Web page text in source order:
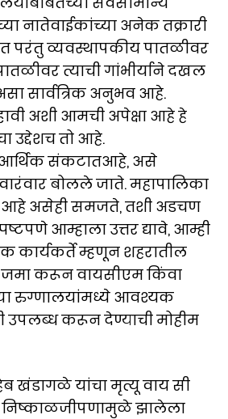
नातेवाईकांच्या अनेक तक्रारी
परंतु व्यवस्थापकीय पातळीवर
त्याची गांभीर्याने दखल
सार्वत्रिक अनुभव आहे.
अशी आमची अपेक्षा आहे हे
उद्देशच तो आहे.
संकटातआहे, असे
बोलले जाते. महापालिका
आहे असेही समजते, तशी अडचण
आम्हाला उत्तर द्यावे, आम्ही
कार्यकर्ते म्हणून शहरातील
करून वायसीएम किंवा
रुग्णालयांमध्ये आवश्यक
करून देण्याची मोहीम
खंडागळे यांचा मृत्यू वाय सी
निष्काळजीपणामुळे झालेला